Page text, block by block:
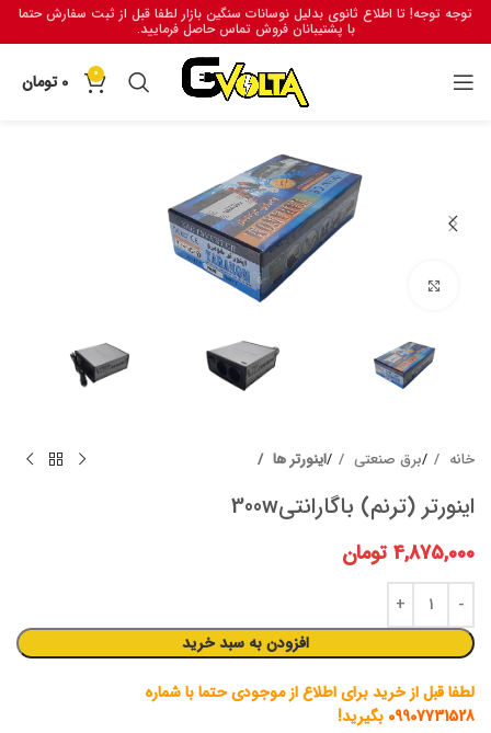
توجه توجه! تا اطلاع ثانوی بدلیل نوسانات سنگین بازار لطفا قبل از ثبت سفارش حتما
با پشتیبانان فروش تماس حاصل فرمایید.
0
0 تومان
برای بزرگنمایی کلیک کنید
خانه برق صنعتی اینورتر ها
اینورتر (ترنم) باگارانتی300w
4,875,000 تومان
افزودن به سبد خرید
لطفا قبل از خرید برای اطلاع از موجودی حتما با شماره
09907731528 بگیرید!